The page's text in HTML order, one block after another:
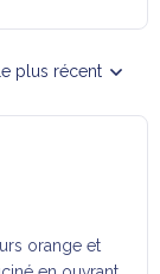
plus récent
orange et